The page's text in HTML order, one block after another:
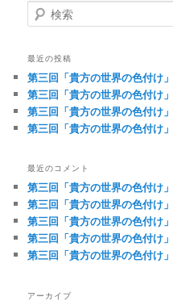
検
索
最近の投稿
第三回「貴方の世界の色付け
第三回「貴方の世界の色付け
第三回「貴方の世界の色付け
第三回「貴方の世界の色付け」
最近のコメント
第三回「貴方の世界の色付け
第三回「貴方の世界の色付け
第三回「貴方の世界の色付け
第三回「貴方の世界の色付け
第三回「貴方の世界の色付け
アーカイブ